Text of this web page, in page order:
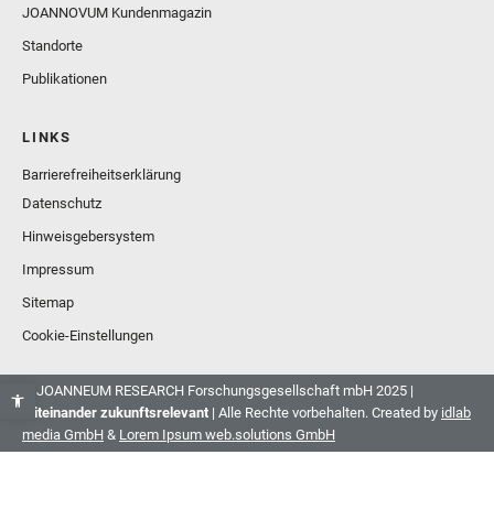
JOANNOVUM Kundenmagazin
Standorte
Publikationen
LINKS
Barrierefreiheitserklärung
Datenschutz
Hinweisgebersystem
Impressum
Sitemap
Cookie-Einstellungen
© JOANNEUM RESEARCH Forschungsgesellschaft mbH 2025 |
Miteinander zukunftsrelevant | Alle Rechte vorbehalten. Created by idlab
media GmbH & Lorem Ipsum web.solutions GmbH